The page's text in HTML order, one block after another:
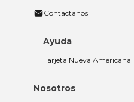
Contactanos
Ayuda
Tarjeta Nueva Americana
Nosotros